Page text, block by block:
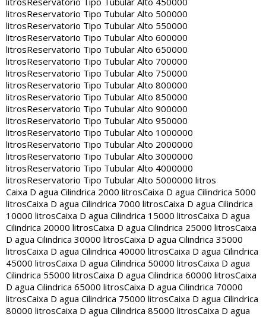
litrosReservatorio Tipo Tubular Alto 500000
litrosReservatorio Tipo Tubular Alto 550000
litrosReservatorio Tipo Tubular Alto 600000
litrosReservatorio Tipo Tubular Alto 650000
litrosReservatorio Tipo Tubular Alto 700000
litrosReservatorio Tipo Tubular Alto 750000
litrosReservatorio Tipo Tubular Alto 800000
litrosReservatorio Tipo Tubular Alto 850000
litrosReservatorio Tipo Tubular Alto 900000
litrosReservatorio Tipo Tubular Alto 950000
litrosReservatorio Tipo Tubular Alto 1000000
litrosReservatorio Tipo Tubular Alto 2000000
litrosReservatorio Tipo Tubular Alto 3000000
litrosReservatorio Tipo Tubular Alto 4000000
litrosReservatorio Tipo Tubular Alto 5000000 litros
Caixa D agua Cilindrica 2000 litrosCaixa D agua Cilindrica 5000
litrosCaixa D agua Cilindrica 7000 litrosCaixa D agua Cilindrica
10000 litrosCaixa D agua Cilindrica 15000 litrosCaixa D agua
Cilindrica 20000 litrosCaixa D agua Cilindrica 25000 litrosCaixa
D agua Cilindrica 30000 litrosCaixa D agua Cilindrica 35000
litrosCaixa D agua Cilindrica 40000 litrosCaixa D agua Cilindrica
45000 litrosCaixa D agua Cilindrica 50000 litrosCaixa D agua
Cilindrica 55000 litrosCaixa D agua Cilindrica 60000 litrosCaixa
D agua Cilindrica 65000 litrosCaixa D agua Cilindrica 70000
litrosCaixa D agua Cilindrica 75000 litrosCaixa D agua Cilindrica
80000 litrosCaixa D agua Cilindrica 85000 litrosCaixa D agua